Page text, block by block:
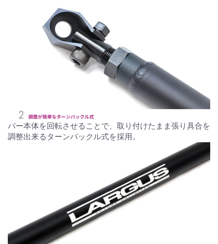
バー本体を回転させることで、取り付けたまま張り具合を
調整出来るターンバックル式を採用。